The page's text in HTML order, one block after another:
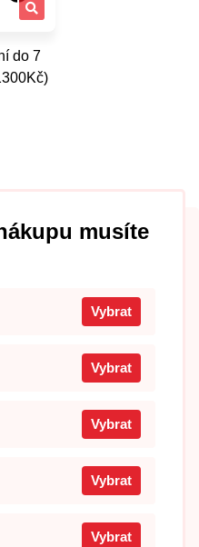
do 7
musíte
Vybrat
Vybrat
Vybrat
Vybrat
Vybrat